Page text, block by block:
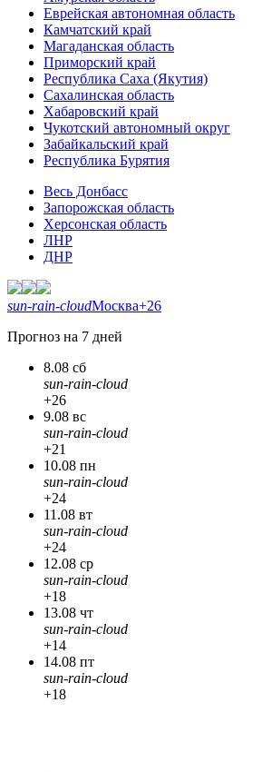
Еврейская автономная область
Камчатский край
Магаданская область
Приморский край
Республика Саха (Якутия)
Сахалинская область
Хабаровский край
Чукотский автономный округ
Забайкальский край
Республика Бурятия
Весь Донбасс
Запорожская область
Херсонская область
ЛНР
ДНР
sun-rain-cloudМосква+26
Прогноз на 7 дней
8.08 сб
sun-rain-cloud
+26
9.08 вс
sun-rain-cloud
+21
10.08 пн
sun-rain-cloud
+24
11.08 вт
sun-rain-cloud
+24
12.08 ср
sun-rain-cloud
+18
13.08 чт
sun-rain-cloud
+14
14.08 пт
sun-rain-cloud
+18